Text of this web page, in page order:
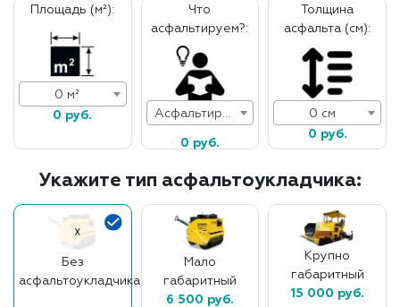
Площадь (м²):
0 м²
0 руб.
Что
асфальтируем?:
0 руб.
Толщина
асфальта (см):
0 см
0 руб.
Укажите тип асфальтоукладчика:
Без
асфальтоукладчика
Мало
габаритный
6 500 руб.
Крупно
габаритный
15 000 руб.